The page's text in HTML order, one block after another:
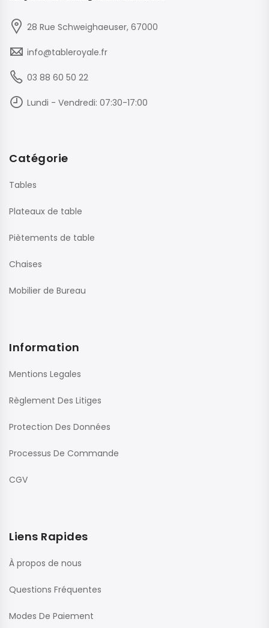
28 Rue Schweighaeuser, 67000
info@tableroyale.fr
03 88 60 50 22
Lundi - Vendredi: 07:30-17:00
Catégorie
Tables
Plateaux de table
Piètements de table
Chaises
Mobilier de Bureau
Information
Mentions Legales
Règlement Des Litiges
Protection Des Données
Processus De Commande
CGV
Liens Rapides
À propos de nous
Questions Fréquentes
Modes De Paiement